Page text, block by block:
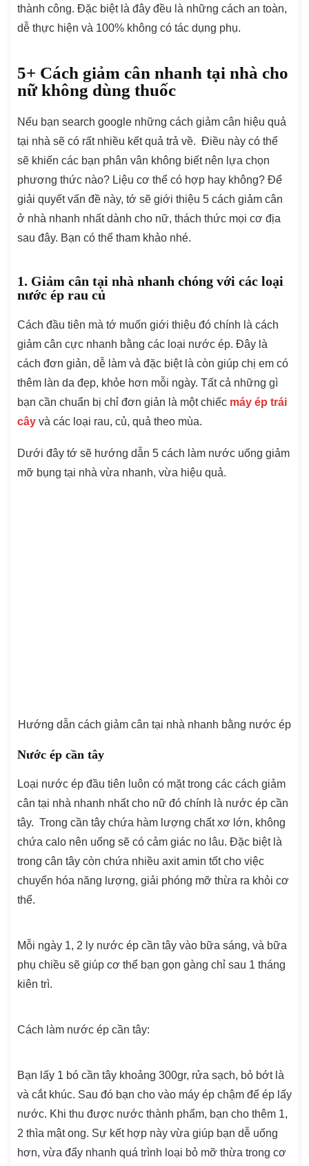
thành công. Đặc biệt là đây đều là những cách an toàn,
dễ thực hiện và 100% không có tác dụng phụ.
5+ Cách giảm cân nhanh tại nhà cho
nữ không dùng thuốc
Nếu bạn search google những cách giảm cân hiệu quả
tại nhà sẽ có rất nhiều kết quả trả về. Điều này có thể
sẽ khiến các bạn phân vân không biết nên lựa chọn
phương thức nào? Liệu cơ thể có hợp hay không? Để
giải quyết vấn đề này, tớ sẽ giới thiệu 5 cách giảm cân
ở nhà nhanh nhất dành cho nữ, thách thức mọi cơ địa
sau đây. Bạn có thể tham khảo nhé.
1. Giảm cân tại nhà nhanh chóng với các loại
nước ép rau củ
Cách đầu tiên mà tớ muốn giới thiệu đó chính là cách
giảm cân cực nhanh bằng các loại nước ép. Đây là
cách đơn giản, dễ làm và đặc biệt là còn giúp chị em có
thêm làn da đẹp, khỏe hơn mỗi ngày. Tất cả những gì
bạn cần chuẩn bị chỉ đơn giản là một chiếc máy ép trái
cây và các loại rau, củ, quả theo mùa.
Dưới đây tớ sẽ hướng dẫn 5 cách làm nước uống giảm
mỡ bụng tại nhà vừa nhanh, vừa hiệu quả.
Hướng dẫn cách giảm cân tại nhà nhanh bằng nước ép
Nước ép cần tây
Loại nước ép đầu tiên luôn có mặt trong các cách giảm
cân tại nhà nhanh nhất cho nữ đó chính là nước ép cần
tây. Trong cần tây chứa hàm lượng chất xơ lớn, không
chứa calo nên uống sẽ có cảm giác no lâu. Đặc biệt là
trong cân tây còn chứa nhiều axit amin tốt cho việc
chuyển hóa năng lượng, giải phóng mỡ thừa ra khỏi cơ
thể.
Mỗi ngày 1, 2 ly nước ép cần tây vào bữa sáng, và bữa
phụ chiều sẽ giúp cơ thể bạn gọn gàng chỉ sau 1 tháng
kiên trì.
Cách làm nước ép cần tây:
Bạn lấy 1 bó cần tây khoảng 300gr, rửa sạch, bỏ bớt là
và cắt khúc. Sau đó bạn cho vào máy ép chậm để ép lấy
nước. Khi thu được nước thành phẩm, bạn cho thêm 1,
2 thìa mật ong. Sự kết hợp này vừa giúp bạn dễ uống
hơn, vừa đẩy nhanh quá trình loại bỏ mỡ thừa trong cơ